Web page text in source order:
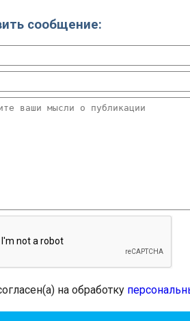
сообщение:
на обработку